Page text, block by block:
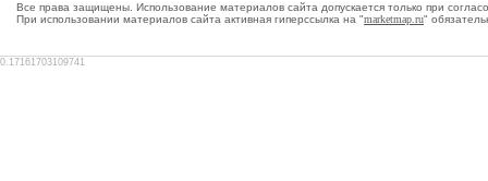
Все права защищены. Использование материалов сайта допускается только при
При использовании материалов сайта активная гиперсcылка на "marketmap.ru"
0.17161703109741